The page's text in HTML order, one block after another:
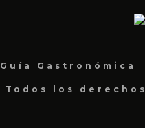
Guía Gastronómica
Todos los